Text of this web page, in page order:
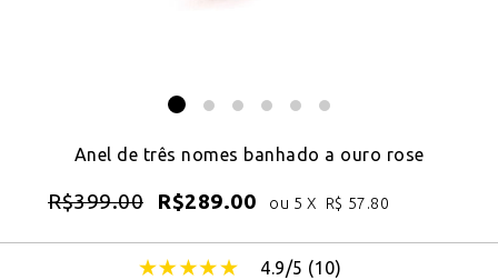
Anel de três nomes banhado a ouro rose
R$399.00 R$289.00 ou 5 X R$ 57.80
4.9/5 (10)